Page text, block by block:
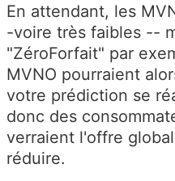
En attendant, les
-voire très faibles --
"ZéroForfait" par
MVNO pourraient
votre prédiction se
donc des
verraient l'offre
réduire.